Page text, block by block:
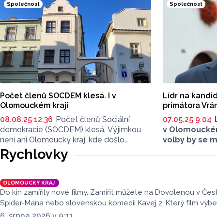
se krásami, které v nich jsou. Vždy
tomu tak ale nebylo.
kandidátní
dnes úřad na
sněmovních
přízeň voličů
20
méně než
volby se letos
V
23 kandidátů.
část
Společnost
Počet členů SOCDEM klesá. I v
Olomouckém kraji
08.08.25 12:36 Počet členů Sociální
demokracie (SOCDEM) klesá. Výjimkou
není ani Olomoucký kraj, kde došlo
k úbytku členů, jak zjistila redakce
Reportu.
Společnost
Lídr na
primátora
07.05.25 9:04
v
volby by se
v úterý
sešel se v
Rychlovky
OLOMOUCKÝ KRAJ
Do kin zamířily nové filmy. Zamířit můžete na Dovolenou v
Spider-Mana nebo slovenskou komedii Kavej 2. Který film